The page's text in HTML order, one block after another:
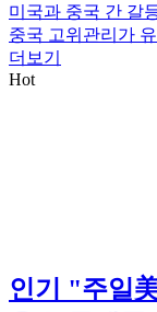
미국과 중국 간 갈
중국 고위관리가
더보기
Hot
인기
"주일